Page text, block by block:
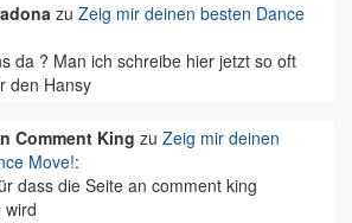
zu Zeig mir deinen besten Dance
da ? Man ich schreibe hier jetzt so oft
den Hansy
Comment King zu Zeig mir deinen
Move!:
dass die Seite an comment king
wird